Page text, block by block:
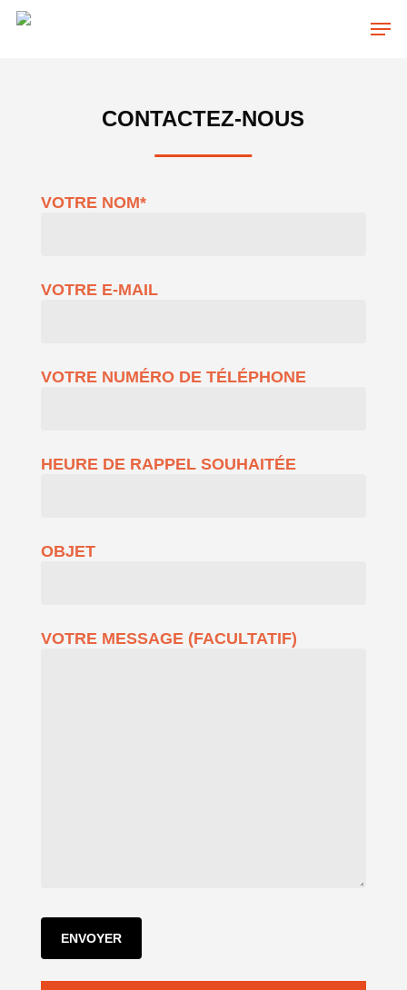
Skip
CONTACTEZ-NOUS
VOTRE NOM*
VOTRE E-MAIL
VOTRE NUMÉRO DE TÉLÉPHONE
HEURE DE RAPPEL SOUHAITÉE
OBJET
VOTRE MESSAGE (FACULTATIF)